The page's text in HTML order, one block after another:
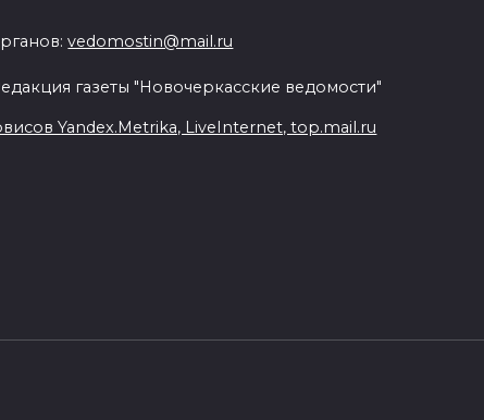
vedomostin@mail.ru
газеты "Новочеркасские ведомости"
Yandex.Metrika, LiveInternet, top.mail.ru